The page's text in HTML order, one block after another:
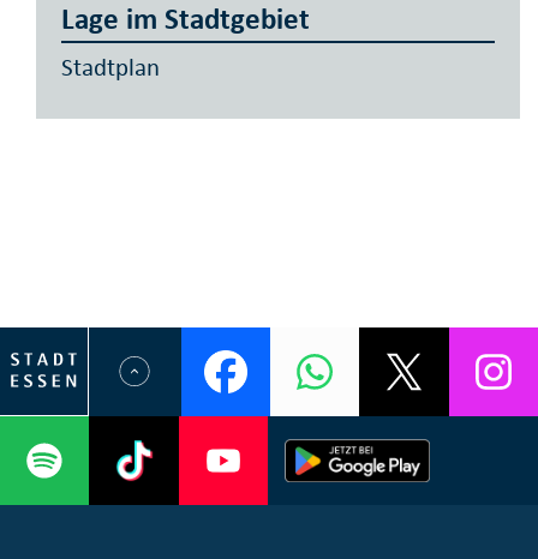
Lage im Stadtgebiet
Stadtplan